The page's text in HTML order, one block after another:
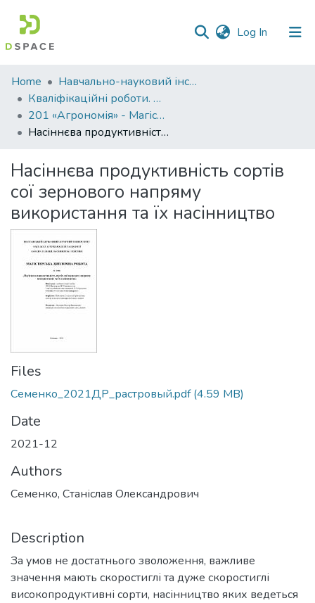
Log In (current)
Communities
&
Collections
Statistics
Home
Навчально-науковий інститут агротехнологій, селекції та екології
Кваліфікаційні роботи. ННІ агротехнологій, селекції та екології
201 «Агрономія» - Магістри 2021-2022
Насіннєва продуктивність сортів сої зернового напряму використання та їх насінництво
Насіннєва продуктивність сортів
сої зернового напряму
використання та їх насінництво
Files
Семенко_2021ДР_растровый.pdf(4.59 MB)
Date
2021-12
Authors
Семенко, Станіслав Олександрович
Description
За умов не достатнього зволоження, важливе
значення мають скоростиглі та дуже скоростиглі
високопродуктивні сорти, насінництво яких ведеться